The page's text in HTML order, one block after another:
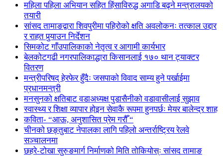
महिला पहिला अभियान सहित हिंसाविरुद्ध अगाडि बढ्ने मन्त्रालयको
तयारी
सांसद तामाङद्वारा शिवपुरीमा पहिरोको क्षति अवलोकनः तत्काल उद्दार
र राहत पुर्‍याउन निर्देशन
सिमकोट गाँउपालिकाको नेतृत्व र आगामी कार्यभार
बेलकोटगढी नगरपालिकाद्धारा किसानलाई १७० थान ट्याक्टर
वितरण
मन्त्रीपरिषद् हेरफेर हुँदैः जसपाको विवाद साम्य हुने पर्खाईमा
प्रधानमन्त्री
मनसुनको क्षतिबाट वडाअध्यक्ष पुडासैनीको वडावासीलाई सुझाव
स्वास्थ्य र शिक्षा व्यापार होइन सेवाकै रूपमा हुनपर्छः मेयर बालेन्द्र शाह
कविता- “आऊ, अनुशासित प्रेम गरौँ “
चीनको छङ्तुबाट नेपालका लागि पहिलो अन्तर्राष्ट्रिय रेलवे
सञ्चालनमा
छहरे-टोखा सुरुङमार्ग निर्माणको मिति तोकियोस्ः सांसद तामाङ